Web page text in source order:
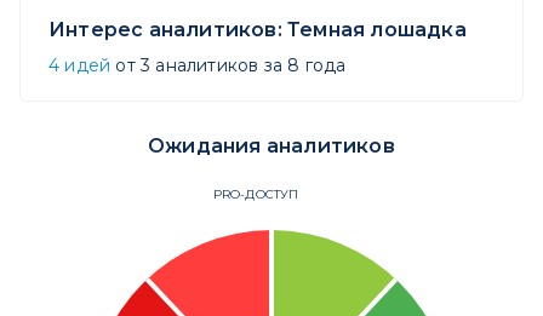
Интерес аналитиков: Темная лошадка
4 идей от 3 аналитиков за 8 года
Ожидания аналитиков
PRO-ДОСТУП